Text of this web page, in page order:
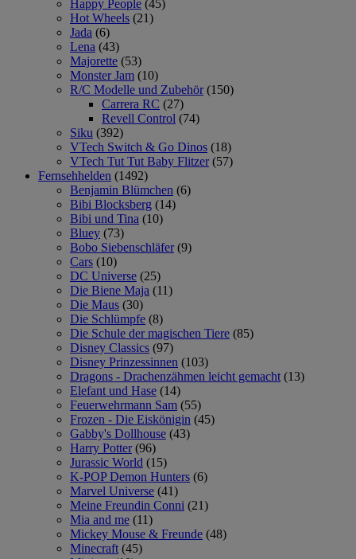
Happy People (45)
Hot Wheels (21)
Jada (6)
Lena (43)
Majorette (53)
Monster Jam (10)
R/C Modelle und Zubehör (150)
Carrera RC (27)
Revell Control (74)
Siku (392)
VTech Switch & Go Dinos (18)
VTech Tut Tut Baby Flitzer (57)
Fernsehhelden (1492)
Benjamin Blümchen (6)
Bibi Blocksberg (14)
Bibi und Tina (10)
Bluey (73)
Bobo Siebenschläfer (9)
Cars (10)
DC Universe (25)
Die Biene Maja (11)
Die Maus (30)
Die Schlümpfe (8)
Die Schule der magischen Tiere (85)
Disney Classics (97)
Disney Prinzessinnen (103)
Dragons - Drachenzähmen leicht gemacht (13)
Elefant und Hase (14)
Feuerwehrmann Sam (55)
Frozen - Die Eiskönigin (45)
Gabby's Dollhouse (43)
Harry Potter (96)
Jurassic World (15)
K-POP Demon Hunters (6)
Marvel Universe (41)
Meine Freundin Conni (21)
Mia and me (11)
Mickey Mouse & Freunde (48)
Minecraft (45)